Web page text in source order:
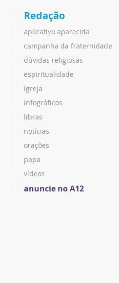
Redação
aplicativo aparecida
campanha da fraternidade
dúvidas religiosas
espiritualidade
igreja
infográficos
libras
notícias
orações
papa
vídeos
anuncie no A12